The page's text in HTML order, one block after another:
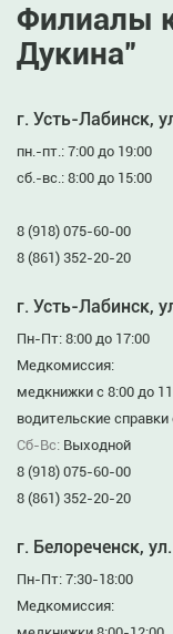
Филиалы
Дукина”
г. Усть-Лабинск,
пн.-пт.: 7:00 до 19:00
сб.-вс.: 8:00 до 15:00
8 (918) 075-60-00
8 (861) 352-20-20
г. Усть-Лабинск,
Пн-Пт: 8:00 до 17:00
Медкомиссия:
медкнижки с 8:00 до
водительские справки
Сб-Вс: Выходной
8 (918) 075-60-00
8 (861) 352-20-20
г. Белореченск,
Пн-Пт: 7:30-18:00
Медкомиссия: